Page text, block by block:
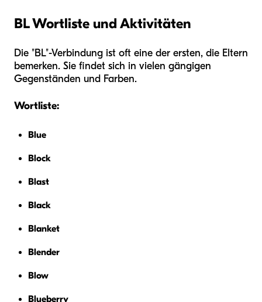
BL Wortliste und Aktivitäten
Die "BL"-Verbindung ist oft eine der ersten, die Eltern
bemerken. Sie findet sich in vielen gängigen
Gegenständen und Farben.
Wortliste:
Blue
Block
Blast
Black
Blanket
Blender
Blow
Blueberry